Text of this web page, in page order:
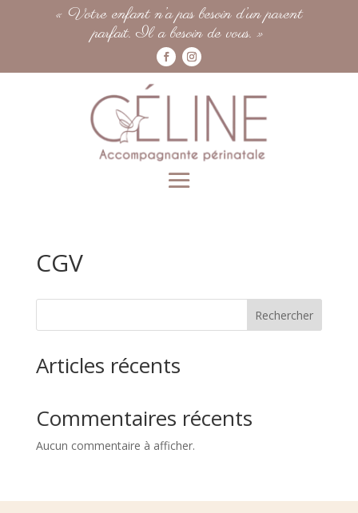
« Votre enfant n’a pas besoin d’un parent
parfait. Il a besoin de vous. »
CGV
Rechercher
Articles récents
Commentaires récents
Aucun commentaire à afficher.